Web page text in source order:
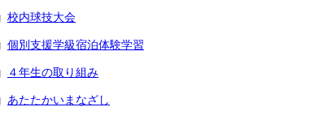
校内球技大会
個別支援学級宿泊体験学習
４年生の取り組み
あたたかいまなざし